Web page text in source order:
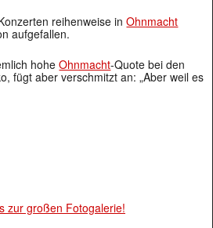
reihenweise inOhnmacht
aufgefallen.
hoheOhnmacht-Quote bei den
fügt aber verschmitzt an: „Aber weil es
zur großen Fotogalerie!